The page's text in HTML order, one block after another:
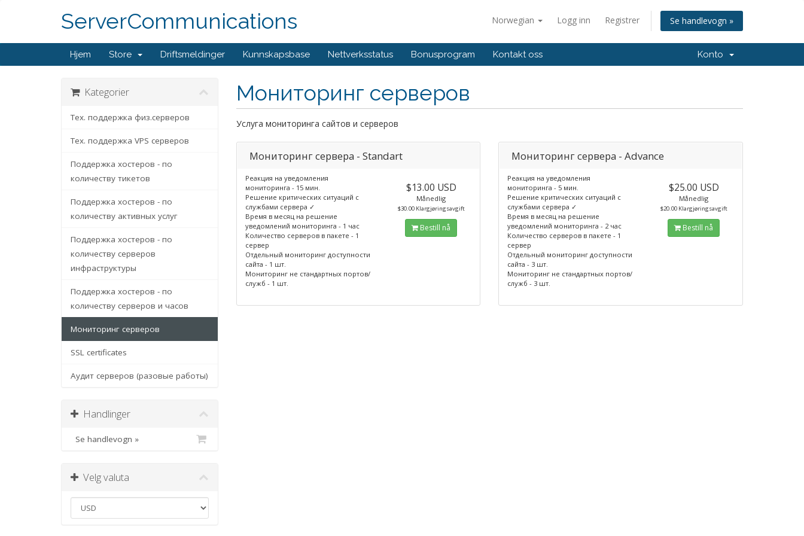
Norwegian Logg inn Registrer Se handlevogn »
ServerCommunications
Hjem Store Driftsmeldinger Kunnskapsbase Nettverksstatus Bonusprogram Kontakt oss Konto
Мониторинг серверов
Услуга мониторинга сайтов и серверов
Kategorier
Тех. поддержка физ.серверов
Тех. поддержка VPS серверов
Поддержка хостеров - по
количеству тикетов
Поддержка хостеров - по
количеству активных услуг
Поддержка хостеров - по
количеству серверов
инфраструктуры
Поддержка хостеров - по
количеству серверов и часов
Мониторинг серверов
SSL certificates
Аудит серверов (разовые работы)
Handlinger
Se handlevogn »
Velg valuta
Мониторинг сервера - Standart
Реакция на уведомления
мониторинга - 15 мин.
Решение критических ситуаций с
службами сервера ✓
Время в месяц на решение
уведомлений мониторинга - 1 час
Количество серверов в пакете - 1
сервер
Отдельный мониторинг доступности
сайта - 1 шт.
Мониторинг не стандартных портов/
служб - 1 шт.
$13.00 USD
Månedlig
$30.00 Klargjøringsavgift
Bestill nå
Мониторинг сервера - Advance
Реакция на уведомления
мониторинга - 5 мин.
Решение критических ситуаций с
службами сервера ✓
Время в месяц на решение
уведомлений мониторинга - 2 час
Количество серверов в пакете - 1
сервер
Отдельный мониторинг доступности
сайта - 3 шт.
Мониторинг не стандартных портов/
служб - 3 шт.
$25.00 USD
Månedlig
$20.00 Klargjøringsavgift
Bestill nå